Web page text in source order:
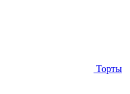
Торты